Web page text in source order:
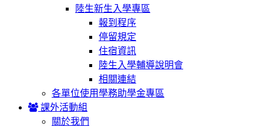
陸生新生入學專區
報到程序
停留規定
住宿資訊
陸生入學輔導說明會
相關連結
各單位使用學務助學金專區
課外活動組
關於我們